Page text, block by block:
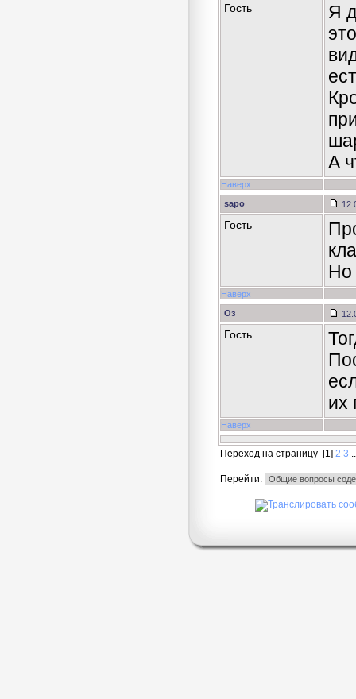
Гость
Я
А
Наверх
sapo
Гость
Но
Наверх
Оз
Гость
их
Наверх
Переход на страницу[1] 2 3
Перейти: